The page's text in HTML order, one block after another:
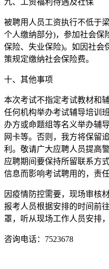
被聘用人员工资执行不低于
个人缴纳部分)，参加社会保
保险、失业保险)。如因社会
策规定缴纳社会保险费。
十、其他事项
本次考试不指定考试教材和
任何机构举办考试辅导培训
办方或命题组等名义举办辅
网卡等。否则，我方将保留
利。敬请广大应聘人员提高
应聘期间要保持所留联系方
信息而影响考试聘用的，责任
因疫情防控需要，现场审核
报考人员根据安排的时间前
罩，听从现场工作人员安排
咨询电话：7523678